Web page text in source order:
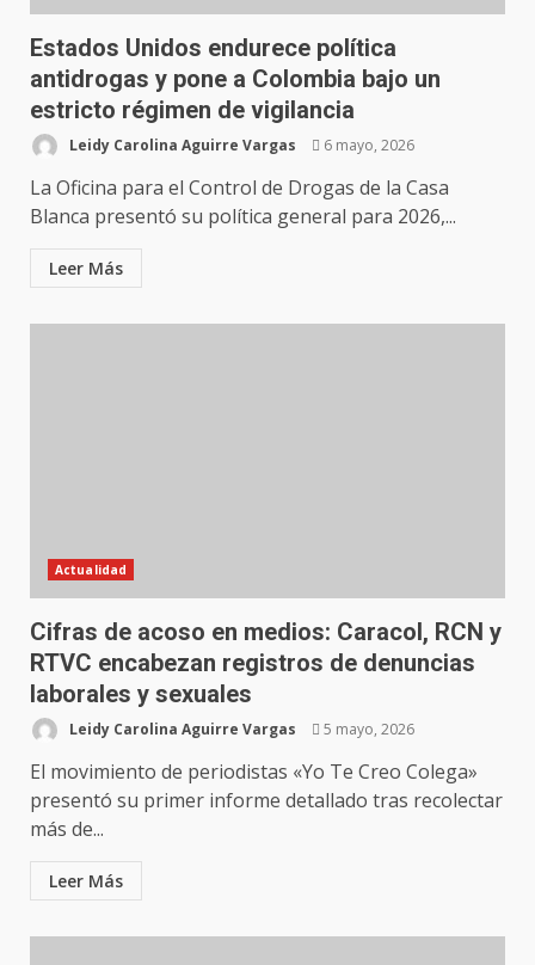
Estados Unidos endurece política
antidrogas y pone a Colombia bajo un
estricto régimen de vigilancia
Leidy Carolina Aguirre Vargas 6 mayo, 2026
La Oficina para el Control de Drogas de la Casa
Blanca presentó su política general para 2026,...
Leer Más
Actualidad
Cifras de acoso en medios: Caracol, RCN y
RTVC encabezan registros de denuncias
laborales y sexuales
Leidy Carolina Aguirre Vargas 5 mayo, 2026
El movimiento de periodistas «Yo Te Creo Colega»
presentó su primer informe detallado tras recolectar
más de...
Leer Más